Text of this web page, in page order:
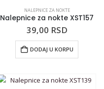
NALEPNICE ZA NOKTE
Nalepnice za nokte XST157
39,00 RSD
DODAJ U KORPU